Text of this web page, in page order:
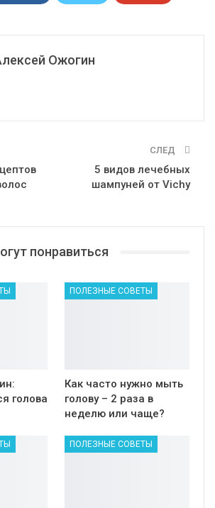
Ожогин
СЛЕД
5 видов лечебных
шампуней от Vichy
понравиться
голова
ПОЛЕЗНЫЕ СОВЕТЫ
Как часто нужно мыть
голову – 2 раза в
неделю или чаще?
ПОЛЕЗНЫЕ СОВЕТЫ